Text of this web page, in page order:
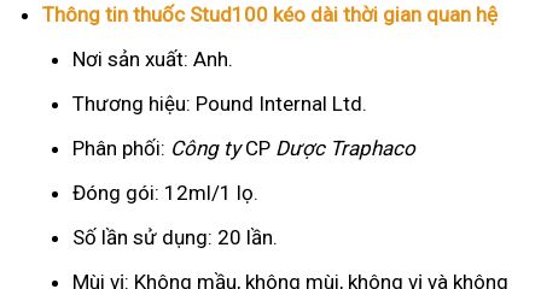
Thông tin thuốc Stud100 kéo dài thời gian quan hệ
Nơi sản xuất: Anh.
Thương hiệu: Pound Internal Ltd.
Phân phối: Công tyCP Dược Traphaco
Đóng gói: 12ml/1 lọ.
Số lần sử dụng: 20 lần.
Mùi vị: Không mầu, không mùi, không vị và không